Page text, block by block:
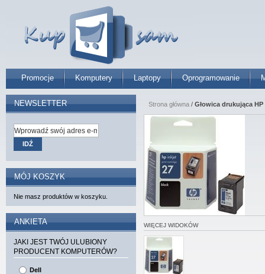
Promocje Komputery Laptopy Oprogramowanie
Strona główna / Głowica drukująca HP
WIĘCEJ WIDOKÓW
NEWSLETTER
IDŹ
MÓJ KOSZYK
Nie masz produktów w koszyku.
ANKIETA
JAKI JEST TWÓJ ULUBIONY
PRODUCENT KOMPUTERÓW?
Dell